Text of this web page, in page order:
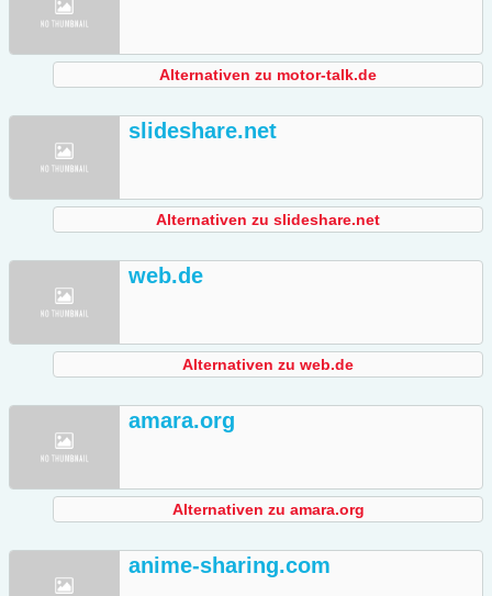
Alternativen zu motor-talk.de
slideshare.net
Alternativen zu slideshare.net
web.de
Alternativen zu web.de
amara.org
Alternativen zu amara.org
anime-sharing.com